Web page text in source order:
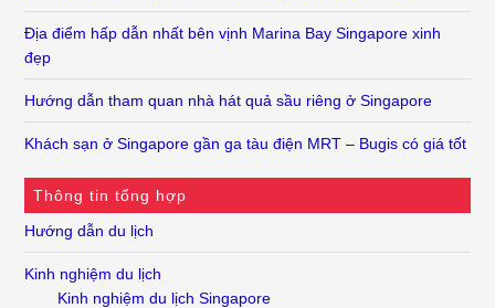
Địa điểm hấp dẫn nhất bên vịnh Marina Bay Singapore xinh
đẹp
Hướng dẫn tham quan nhà hát quả sầu riêng ở Singapore
Khách sạn ở Singapore gần ga tàu điện MRT – Bugis có giá tốt
Thông tin tổng hợp
Hướng dẫn du lịch
Kinh nghiệm du lịch
Kinh nghiệm du lịch Singapore